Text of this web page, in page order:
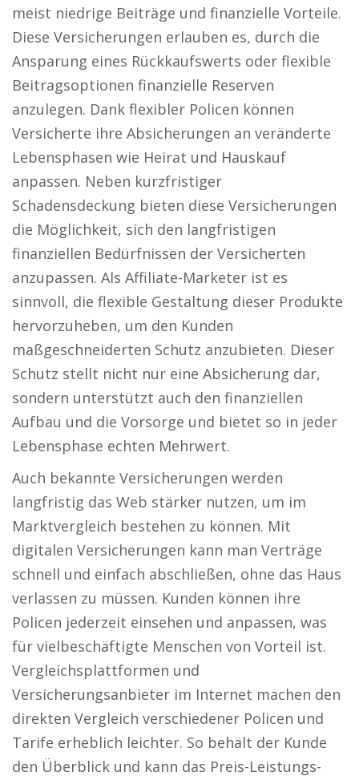
meist niedrige Beiträge und finanzielle Vorteile.
Diese Versicherungen erlauben es, durch die
Ansparung eines Rückkaufswerts oder flexible
Beitragsoptionen finanzielle Reserven
anzulegen. Dank flexibler Policen können
Versicherte ihre Absicherungen an veränderte
Lebensphasen wie Heirat und Hauskauf
anpassen. Neben kurzfristiger
Schadensdeckung bieten diese Versicherungen
die Möglichkeit, sich den langfristigen
finanziellen Bedürfnissen der Versicherten
anzupassen. Als Affiliate-Marketer ist es
sinnvoll, die flexible Gestaltung dieser Produkte
hervorzuheben, um den Kunden
maßgeschneiderten Schutz anzubieten. Dieser
Schutz stellt nicht nur eine Absicherung dar,
sondern unterstützt auch den finanziellen
Aufbau und die Vorsorge und bietet so in jeder
Lebensphase echten Mehrwert.
Auch bekannte Versicherungen werden
langfristig das Web stärker nutzen, um im
Marktvergleich bestehen zu können. Mit
digitalen Versicherungen kann man Verträge
schnell und einfach abschließen, ohne das Haus
verlassen zu müssen. Kunden können ihre
Policen jederzeit einsehen und anpassen, was
für vielbeschäftigte Menschen von Vorteil ist.
Vergleichsplattformen und
Versicherungsanbieter im Internet machen den
direkten Vergleich verschiedener Policen und
Tarife erheblich leichter. So behält der Kunde
den Überblick und kann das Preis-Leistungs-